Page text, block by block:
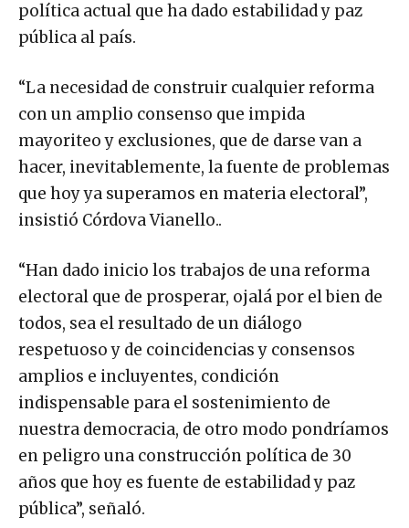
política actual que ha dado estabilidad y paz
pública al país.
“La necesidad de construir cualquier reforma
con un amplio consenso que impida
mayoriteo y exclusiones, que de darse van a
hacer, inevitablemente, la fuente de problemas
que hoy ya superamos en materia electoral”,
insistió Córdova Vianello..
“Han dado inicio los trabajos de una reforma
electoral que de prosperar, ojalá por el bien de
todos, sea el resultado de un diálogo
respetuoso y de coincidencias y consensos
amplios e incluyentes, condición
indispensable para el sostenimiento de
nuestra democracia, de otro modo pondríamos
en peligro una construcción política de 30
años que hoy es fuente de estabilidad y paz
pública”, señaló.